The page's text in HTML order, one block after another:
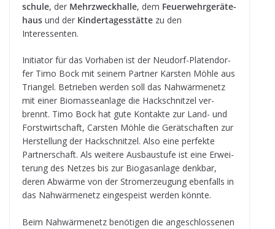
schule, der Mehr­zweck­halle, dem Feu­er­wehr­ge­rä­te­
haus und der Kin­der­ta­ges­stätte zu den
Interessenten.
Initia­tor für das Vor­ha­ben ist der Neu­dorf-Pla­ten­dor­
fer Timo Bock mit sei­nem Part­ner Kars­ten Möhle aus
Tri­an­gel. Betrie­ben wer­den soll das Nah­wär­me­netz
mit einer Bio­mas­se­an­lage die Hack­schnit­zel ver­
brennt. Timo Bock hat gute Kon­takte zur Land- und
Forst­wirt­schaft, Cars­ten Möhle die Gerät­schaf­ten zur
Her­stel­lung der Hack­schnit­zel. Also eine per­fekte
Part­ner­schaft. Als wei­tere Aus­bau­stufe ist eine Erwei­
te­rung des Net­zes bis zur Bio­gas­an­lage denk­bar,
deren Abwärme von der Strom­erzeu­gung eben­falls in
das Nah­wär­me­netz ein­ge­speist wer­den könnte.
Beim Nah­wär­me­netz benö­ti­gen die ange­schlos­se­nen